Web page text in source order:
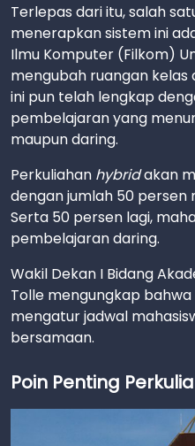
Terlepas dari itu, salah
menerapkan sistem ini
Ilmu Komputer (Filkom)
mengubah ruangan kelas
ini pun telah lengkap
pembelajaran yang
maupun daring.
Perkuliahan hybridakan
dengan jumlah 50 persen
Serta 50 persen lagi,
pembelajaran daring.
Wakil Dekan I Bidang
Tolle mengungkap
mengatur jadwal
bersamaan.
Poin Penting